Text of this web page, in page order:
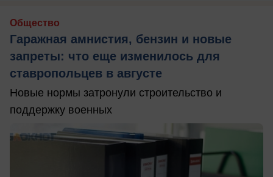
Общество
Гаражная амнистия, бензин и новые
запреты: что еще изменилось для
ставропольцев в августе
Новые нормы затронули строительство и
поддержку военных